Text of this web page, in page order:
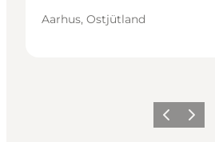
Aarhus, Ostjütland
ZurückWeiter